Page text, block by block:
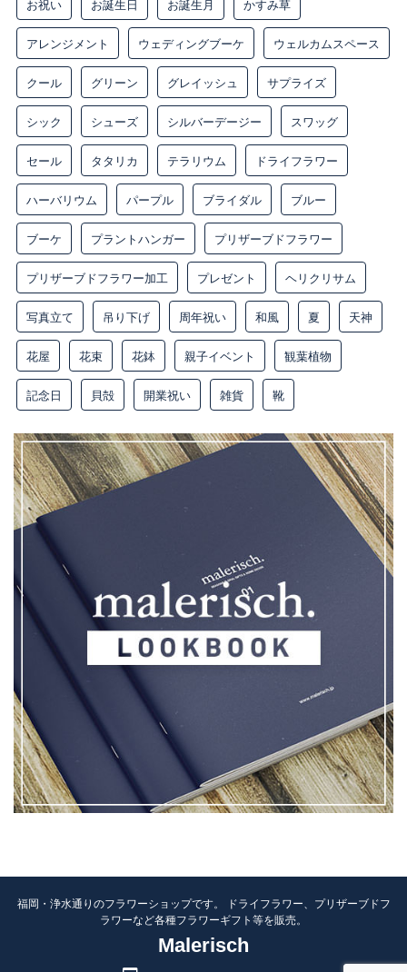
お祝い お誕生日 お誕生月 かすみ草
アレンジメント ウェディングブーケ ウェルカムスペース
クール グリーン グレイッシュ サプライズ
シック シューズ シルバーデージー スワッグ
セール タタリカ テラリウム ドライフラワー
ハーバリウム パープル ブライダル ブルー
ブーケ プラントハンガー プリザーブドフラワー
プリザーブドフラワー加工 プレゼント ヘリクリサム
写真立て 吊り下げ 周年祝い 和風 夏 天神
花屋 花束 花鉢 親子イベント 観葉植物
記念日 貝殻 開業祝い 雑貨 靴
福岡・浄水通りのフラワーショップです。 ドライフラワー、プリザーブドフ
ラワーなど各種フラワーギフト等を販売。
Malerisch